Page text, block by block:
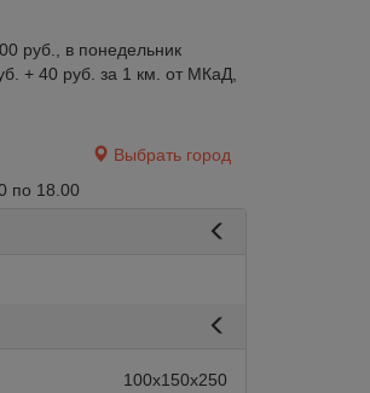
руб., в понедельник
+ 40 руб. за 1 км. от МКаД,
Выбрать город
по 18.00
100х150х250